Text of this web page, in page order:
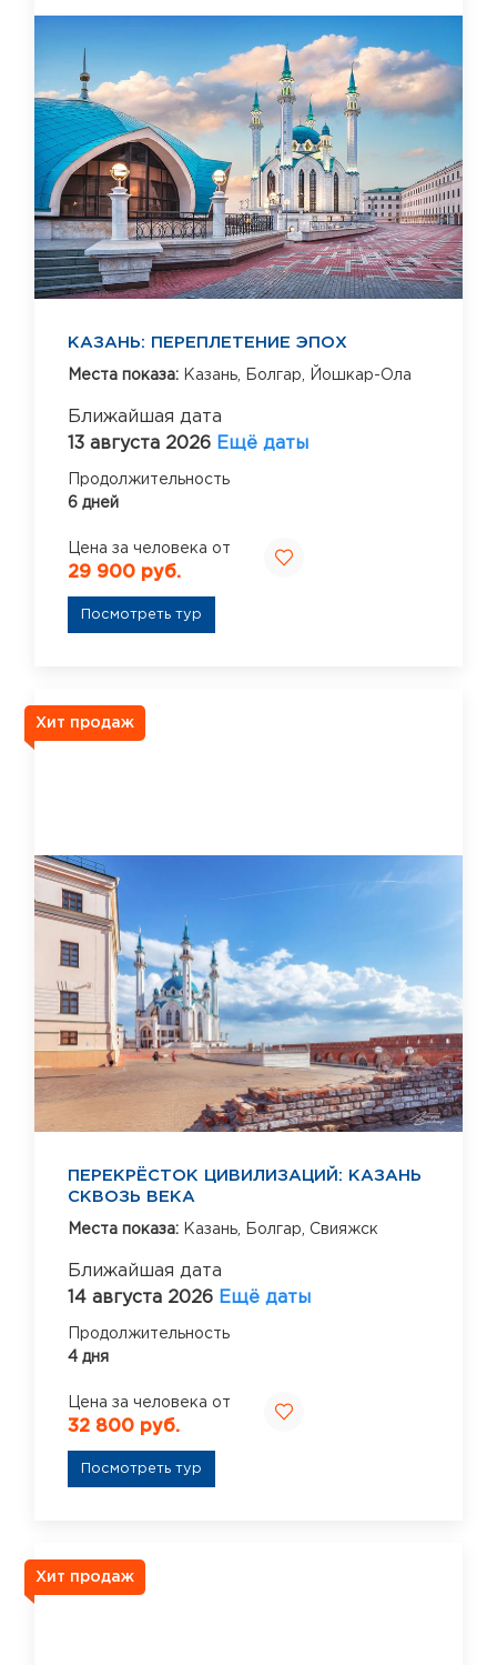
КАЗАНЬ: ПЕРЕПЛЕТЕНИЕ ЭПОХ
Места показа: Казань, Болгар, Йошкар-Ола
Ближайшая дата
13 августа 2026 Ещё даты
Продолжительность
6 дней
Цена за человека от
29 900 руб.
Посмотреть тур
Хит продаж
ПЕРЕКРЁСТОК ЦИВИЛИЗАЦИЙ: КАЗАНЬ
СКВОЗЬ ВЕКА
Места показа: Казань, Болгар, Свияжск
Ближайшая дата
14 августа 2026 Ещё даты
Продолжительность
4 дня
Цена за человека от
32 800 руб.
Посмотреть тур
Хит продаж